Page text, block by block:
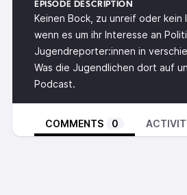
EPISODE DESCRIPTION
Keinen Bock, zu unreif oder
wenn es um ihr Interesse an
Jugendreporter:innen in
Was die Jugendlichen dort auf
Podcast.
COMMENTS 0